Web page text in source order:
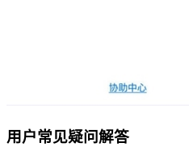
用户常见疑问解答